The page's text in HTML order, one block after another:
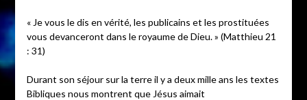
« Je vous le dis en vérité, les publicains et les prostituées
vous devanceront dans le royaume de Dieu. » (Matthieu 21
: 31)
Durant son séjour sur la terre il y a deux mille ans les textes
Bibliques nous montrent que Jésus aimait